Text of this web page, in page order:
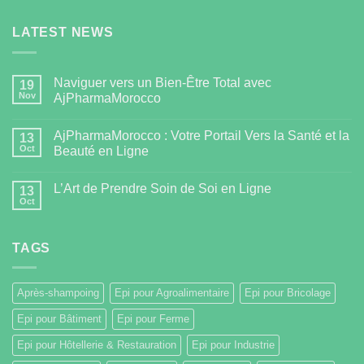
LATEST NEWS
19
Nov
Naviguer vers un Bien-Être Total avec
AjPharmaMorocco
13
Oct
AjPharmaMorocco : Votre Portail Vers la Santé et la
Beauté en Ligne
13
Oct
L’Art de Prendre Soin de Soi en Ligne
TAGS
Après-shampoing Epi pour Agroalimentaire Epi pour Bricolage
Epi pour Bâtiment Epi pour Ferme
Epi pour Hôtellerie & Restauration Epi pour Industrie